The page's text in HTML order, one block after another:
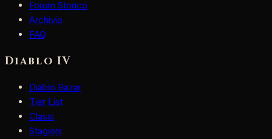
Forum Storico
Archivio
FAQ
Diablo IV
Diablo Bazar
Tier List
Classi
Stagioni